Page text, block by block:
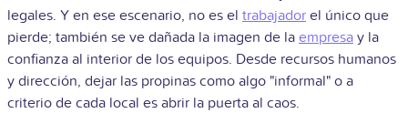
legales. Y en ese escenario, no es el trabajador el único que
pierde; también se ve dañada la imagen de la empresa y la
confianza al interior de los equipos. Desde recursos humanos
y dirección, dejar las propinas como algo "informal" o a
criterio de cada local es abrir la puerta al caos.